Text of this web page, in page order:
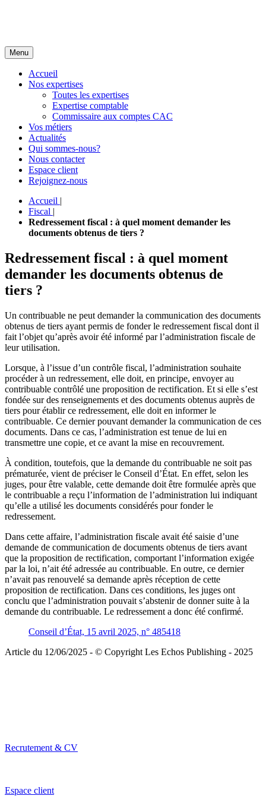
Menu
Accueil
Nos expertises
Toutes les expertises
Expertise comptable
Commissaire aux comptes CAC
Vos métiers
Actualités
Qui sommes-nous?
Nous contacter
Espace client
Rejoignez-nous
Accueil |
Fiscal |
Redressement fiscal : à quel moment demander les
documents obtenus de tiers ?
Redressement fiscal : à quel moment
demander les documents obtenus de
tiers ?
Un contribuable ne peut demander la communication des documents
obtenus de tiers ayant permis de fonder le redressement fiscal dont il
fait l’objet qu’après avoir été informé par l’administration fiscale de
leur utilisation.
Lorsque, à l’issue d’un contrôle fiscal, l’administration souhaite
procéder à un redressement, elle doit, en principe, envoyer au
contribuable contrôlé une proposition de rectification. Et si elle s’est
fondée sur des renseignements et des documents obtenus auprès de
tiers pour établir ce redressement, elle doit en informer le
contribuable. Ce dernier pouvant demander la communication de ces
documents. Dans ce cas, l’administration est tenue de lui en
transmettre une copie, et ce avant la mise en recouvrement.
À condition, toutefois, que la demande du contribuable ne soit pas
prématurée, vient de préciser le Conseil d’État. En effet, selon les
juges, pour être valable, cette demande doit être formulée après que
le contribuable a reçu l’information de l’administration lui indiquant
qu’elle a utilisé les documents considérés pour fonder le
redressement.
Dans cette affaire, l’administration fiscale avait été saisie d’une
demande de communication de documents obtenus de tiers avant
que la proposition de rectification, comportant l’information exigée
par la loi, n’ait été adressée au contribuable. En outre, ce dernier
n’avait pas renouvelé sa demande après réception de cette
proposition de rectification. Dans ces conditions, les juges ont
conclu que l’administration pouvait s’abstenir de donner suite à la
demande du contribuable. Le redressement a donc été confirmé.
Conseil d’État, 15 avril 2025, n° 485418
Article du 12/06/2025 - © Copyright Les Echos Publishing - 2025
Recrutement & CV
Espace client